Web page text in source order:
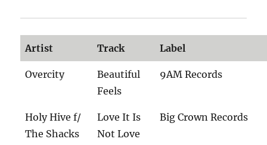
Artist Track Label
Overcity
Beautiful
Feels
9AM Records
Holy Hive f/
The Shacks
Love It Is
Not Love
Big Crown Records